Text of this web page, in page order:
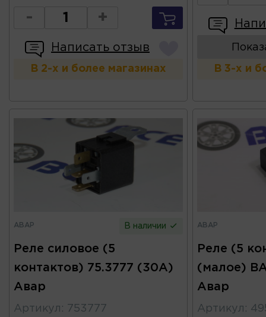
- +
Написать отзыв
В 2-х и более магазинах В 3-х и
АВАР В наличии
Реле силовое (5
контактов) 75.3777 (30А)
Авар
Артикул :
753777
АВАР
Реле (5
(малое)
Авар
Артикул :